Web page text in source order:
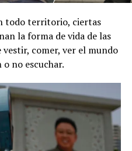
todo territorio, ciertas
la forma de vida de las
vestir, comer, ver el mundo
o no escuchar.